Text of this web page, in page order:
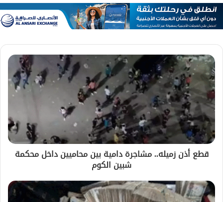
قطع أذن زميله.. مشاجرة دامية بين محاميين داخل محكمة
شبين الكوم